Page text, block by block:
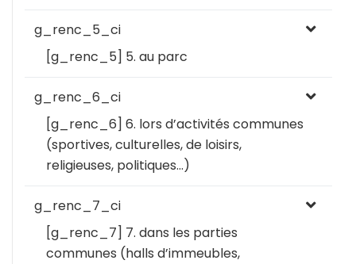
g_renc_5_ci
[g_renc_5] 5. au parc
g_renc_6_ci
[g_renc_6] 6. lors d’activités communes
(sportives, culturelles, de loisirs,
religieuses, politiques...)
g_renc_7_ci
[g_renc_7] 7. dans les parties
communes (halls d’immeubles,